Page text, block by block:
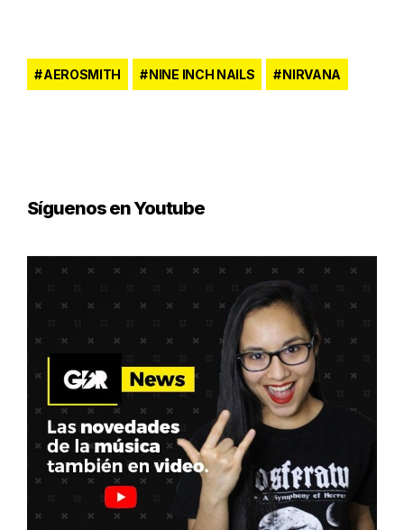
AEROSMITH NINE INCH NAILS NIRVANA
Síguenos en Youtube